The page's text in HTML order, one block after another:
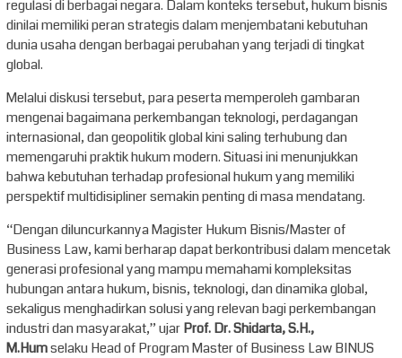
regulasi di berbagai negara. Dalam konteks tersebut, hukum bisnis
dinilai memiliki peran strategis dalam menjembatani kebutuhan
dunia usaha dengan berbagai perubahan yang terjadi di tingkat
global.
Melalui diskusi tersebut, para peserta memperoleh gambaran
mengenai bagaimana perkembangan teknologi, perdagangan
internasional, dan geopolitik global kini saling terhubung dan
memengaruhi praktik hukum modern. Situasi ini menunjukkan
bahwa kebutuhan terhadap profesional hukum yang memiliki
perspektif multidisipliner semakin penting di masa mendatang.
“Dengan diluncurkannya Magister Hukum Bisnis/Master of
Business Law, kami berharap dapat berkontribusi dalam mencetak
generasi profesional yang mampu memahami kompleksitas
hubungan antara hukum, bisnis, teknologi, dan dinamika global,
sekaligus menghadirkan solusi yang relevan bagi perkembangan
industri dan masyarakat,” ujarProf. Dr. Shidarta, S.H.,
M.Humselaku Head of Program Master of Business Law BINUS